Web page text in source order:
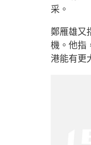
采。
鄭雁雄又
機。他指
港能有更